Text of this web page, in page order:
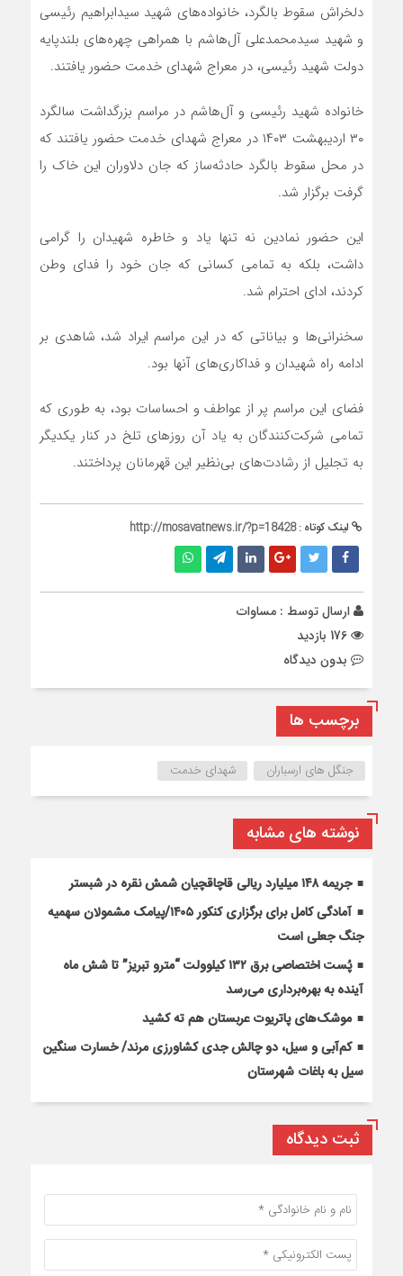
دلخراش سقوط بالگرد، خانواده‌های شهید سیدابراهیم رئیسی
و شهید سیدمحمدعلی آل‌هاشم با همراهی چهره‌های بلندپایه
دولت شهید رئیسی، در معراج شهدای خدمت حضور یافتند.
خانواده شهید رئیسی و آل‌هاشم در مراسم بزرگداشت سالگرد
۳۰ اردیبهشت ۱۴۰۳ در معراج شهدای خدمت حضور یافتند که
در محل سقوط بالگرد حادثه‌ساز که جان دلاوران این خاک را
گرفت برگزار شد.
این حضور نمادین نه تنها یاد و خاطره شهیدان را گرامی
داشت، بلکه به تمامی کسانی که جان خود را فدای وطن
کردند، ادای احترام شد.
سخنرانی‌ها و بیاناتی که در این مراسم ایراد شد، شاهدی بر
ادامه راه شهیدان و فداکاری‌های آنها بود.
فضای این مراسم پر از عواطف و احساسات بود، به طوری که
تمامی شرکت‌کنندگان به یاد آن روزهای تلخ در کنار یکدیگر
به تجلیل از رشادت‌های بی‌نظیر این قهرمانان پرداختند.
لینک کوتاه :http://mosavatnews.ir/?p=18428
ارسال توسط : مساوات
بدون دیدگاه
برچسب ها
جنگل های ارسباران شهدای خدمت
نوشته های مشابه
جریمه ۱۴۸ میلیارد ریالی قاچاقچیان شمش نقره در شبستر
آمادگی کامل برای برگزاری کنکور ۱۴۰۵/پیامک مشمولان سهمیه
جنگ جعلی است
پُست اختصاصی برق ۱۳۲ کیلوولت “مترو تبریز” تا شش ماه
آینده به بهره‌برداری می‌رسد
موشک‌های پاتریوت عربستان هم ته‌ کشید
کم‌آبی و سیل، دو چالش جدی کشاورزی مرند/ خسارت سنگین
سیل به باغات شهرستان
ثبت دیدگاه